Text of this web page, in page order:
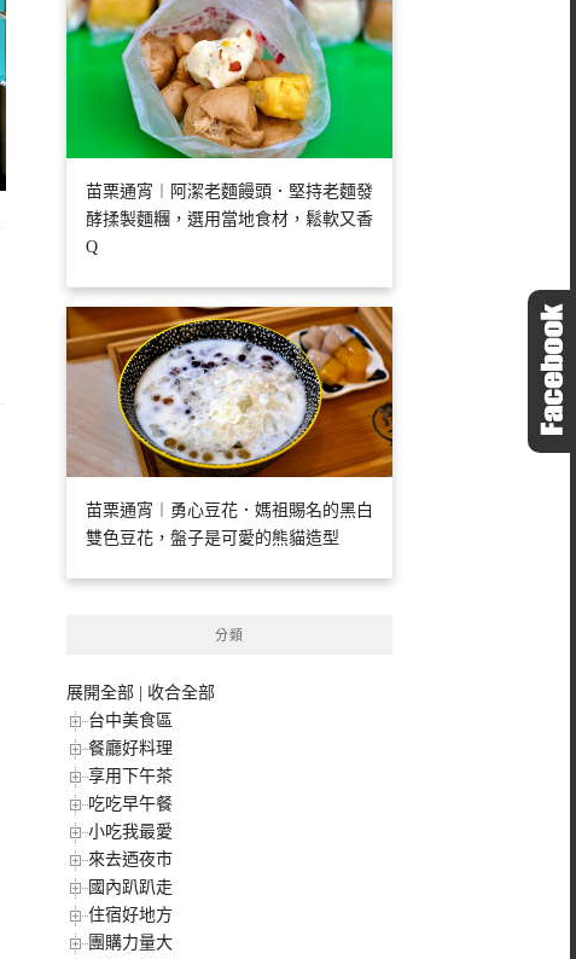
苗栗通宵︱阿潔老麵饅頭．堅持老麵發
酵揉製麵糰，選用當地食材，鬆軟又香
Q
苗栗通宵︱勇心豆花．媽祖賜名的黑白
雙色豆花，盤子是可愛的熊貓造型
分類
展開全部
收合全部
台中美食區
餐廳好料理
享用下午茶
吃吃早午餐
小吃我最愛
來去迺夜市
國內趴趴走
住宿好地方
團購力量大